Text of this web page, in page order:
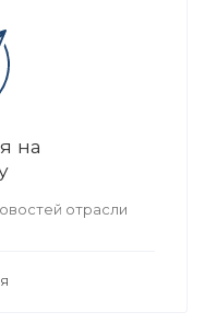
на
отрасли